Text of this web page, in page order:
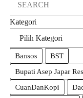
Kategori
Bansos
BST
Bupati Asep Japar
CuanDanKopi